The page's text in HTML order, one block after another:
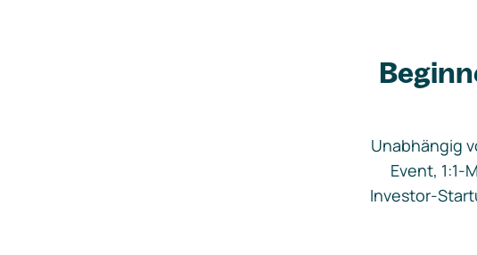
Unabhängig
Event,
Investor-